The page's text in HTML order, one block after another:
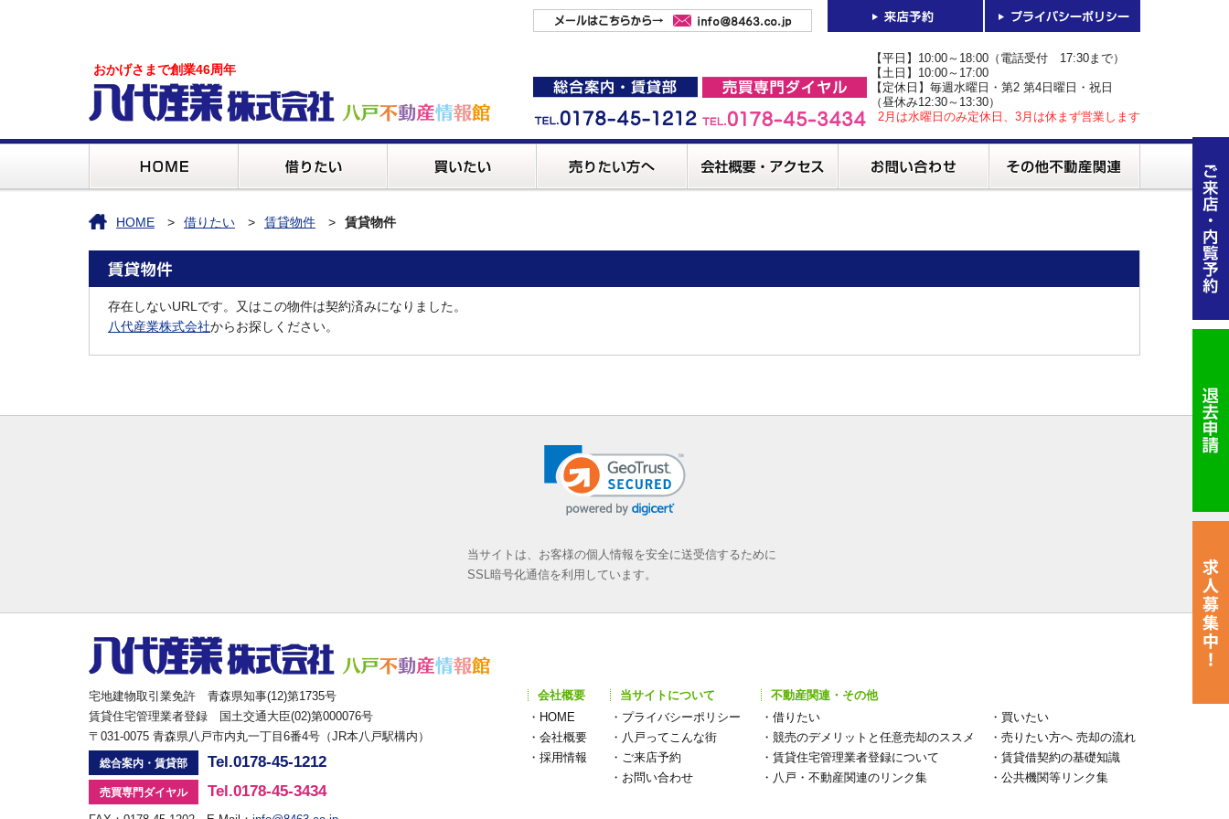
おかげさまで創業46周年
【平日】10:00～18:00（電話受付 17:30まで）
【土日】10:00～17:00
【定休日】毎週水曜日・第2 第4日曜日・祝日
（昼休み12:30～13:30）
2月は水曜日のみ定休日、3月は休まず営業します
HOME 借りたい 賃貸物件 賃貸物件
存在しないURLです。又はこの物件は契約済みになりました。
八代産業株式会社からお探しください。
当サイトは、お客様の個人情報を安全に送受信するために
SSL暗号化通信を利用しています。
宅地建物取引業免許 青森県知事(12)第1735号
賃貸住宅管理業者登録 国土交通大臣(02)第000076号
〒031-0075 青森県八戸市内丸一丁目6番4号（JR本八戸駅構内）
総合案内・賃貸部 Tel.0178-45-1212
売買専門ダイヤル Tel.0178-45-3434
会社概要
・ HOME
・ 会社概要
・ 採用情報
当サイトについて
・ プライバシーポリシー
・ 八戸ってこんな街
・ ご来店予約
・ お問い合わせ
不動産関連・その他
・ 借りたい ・ 買いたい
・ 競売のデメリットと任意売却のススメ ・ 売りたい方へ 売却の流れ
・ 賃貸住宅管理業者登録について ・ 賃貸借契約の基礎知識
・ 八戸・不動産関連のリンク集 ・ 公共機関等リンク集